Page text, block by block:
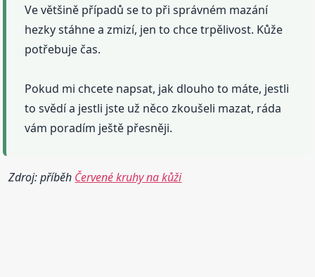
Ve většině případů se to při správném mazání
hezky stáhne a zmizí, jen to chce trpělivost. Kůže
potřebuje čas.
Pokud mi chcete napsat, jak dlouho to máte, jestli
to svědí a jestli jste už něco zkoušeli mazat, ráda
vám poradím ještě přesněji.
Zdroj: příběh Červené kruhy na kůži